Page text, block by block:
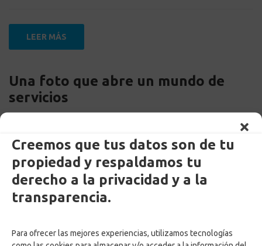
Creemos que tus datos son de tu
propiedad y respaldamos tu
derecho a la privacidad y a la
transparencia.
Para ofrecer las mejores experiencias, utilizamos tecnologías
LEER MÁS
Una foto que abre un mundo de
servicios